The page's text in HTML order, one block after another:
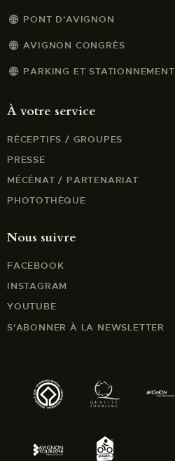
PONT D'AVIGNON
AVIGNON CONGRÈS
PARKING ET STATIONNEMENT
À votre service
RÉCEPTIFS / GROUPES
PRESSE
MÉCÉNAT / PARTENARIAT
PHOTOTHÈQUE
Nous suivre
FACEBOOK
INSTAGRAM
YOUTUBE
S'ABONNER À LA NEWSLETTER